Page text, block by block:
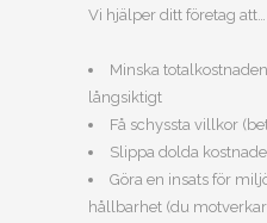
Vi hjälper ditt företag att…
Minska
långsiktigt
Få schyssta villkor
Slippa dolda
Göra en insats för
hållbarhet (du